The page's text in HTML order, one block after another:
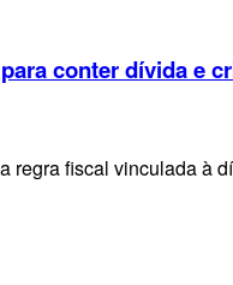
conter dívida e
regra fiscal vinculada à